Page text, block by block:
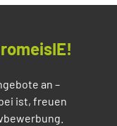
an –
ist, freuen